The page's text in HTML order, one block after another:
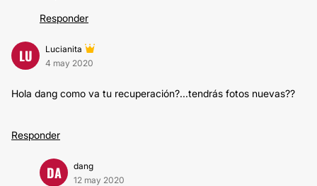
Responder
LU
Lucianita
4 may 2020
Hola dang como va tu recuperación?...tendrás fotos nuevas??
Responder
DA
dang
12 may 2020